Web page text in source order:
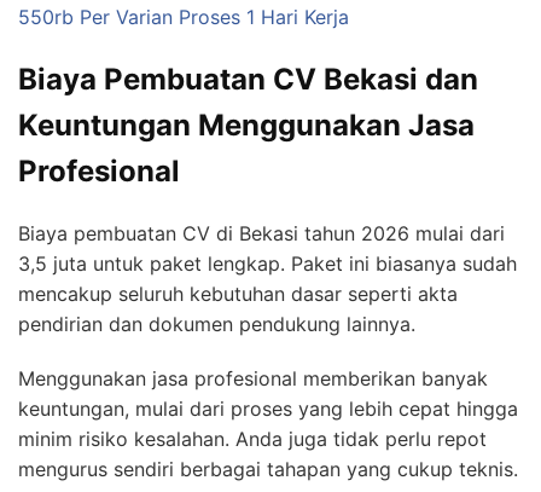
550rb Per Varian Proses 1 Hari Kerja
Biaya Pembuatan CV Bekasi dan
Keuntungan Menggunakan Jasa
Profesional
Biaya pembuatan CV di Bekasi tahun 2026 mulai dari
3,5 juta untuk paket lengkap. Paket ini biasanya sudah
mencakup seluruh kebutuhan dasar seperti akta
pendirian dan dokumen pendukung lainnya.
Menggunakan jasa profesional memberikan banyak
keuntungan, mulai dari proses yang lebih cepat hingga
minim risiko kesalahan. Anda juga tidak perlu repot
mengurus sendiri berbagai tahapan yang cukup teknis.